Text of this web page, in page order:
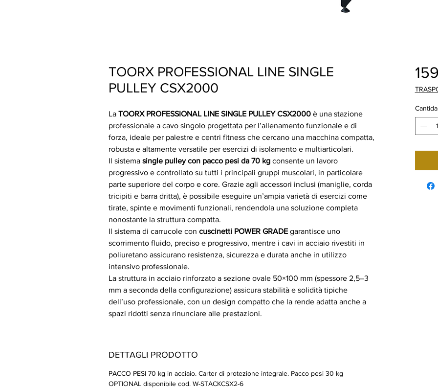
TOORX PROFESSIONAL LINE SINGLE
PULLEY CSX2000
La TOORX PROFESSIONAL LINE SINGLE PULLEY CSX2000 è una stazione
professionale a cavo singolo progettata per l’allenamento funzionale e di
forza, ideale per palestre e centri fitness che cercano una macchina compatta,
robusta e altamente versatile per esercizi di isolamento e multiarticolari.
Il sistema single pulley con pacco pesi da 70 kg consente un lavoro
progressivo e controllato su tutti i principali gruppi muscolari, in particolare
parte superiore del corpo e core. Grazie agli accessori inclusi (maniglie, corda
tricipiti e barra dritta), è possibile eseguire un’ampia varietà di esercizi come
tirate, spinte e movimenti funzionali, rendendola una soluzione completa
nonostante la struttura compatta.
Il sistema di carrucole con cuscinetti POWER GRADE garantisce uno
scorrimento fluido, preciso e progressivo, mentre i cavi in acciaio rivestiti in
poliuretano assicurano resistenza, sicurezza e durata anche in utilizzo
intensivo professionale.
La struttura in acciaio rinforzato a sezione ovale 50×100 mm (spessore 2,5–3
mm a seconda della configurazione) assicura stabilità e solidità tipiche
dell’uso professionale, con un design compatto che la rende adatta anche a
spazi ridotti senza rinunciare alle prestazioni.
DETTAGLI PRODOTTO
PACCO PESI 70 kg in acciaio. Carter di protezione integrale. Pacco pesi 30 kg
OPTIONAL disponibile cod. W-STACKCSX2-6